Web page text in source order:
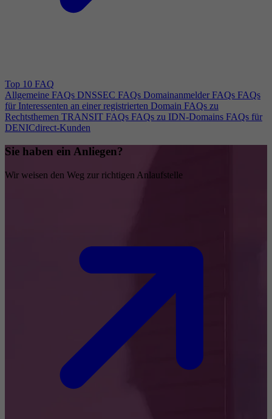
Top 10 FAQ
Allgemeine FAQs DNSSEC FAQs Domainanmelder FAQs FAQs
für Interessenten an einer registrierten Domain FAQs zu
Rechtsthemen TRANSIT FAQs FAQs zu IDN-Domains FAQs für
DENICdirect-Kunden
Sie haben ein Anliegen?
Wir weisen den Weg zur richtigen Anlaufstelle